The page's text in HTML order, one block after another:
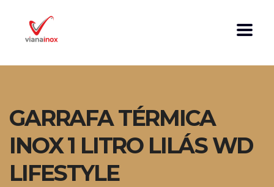
GARRAFA TÉRMICA
INOX 1 LITRO LILÁS WD
LIFESTYLE